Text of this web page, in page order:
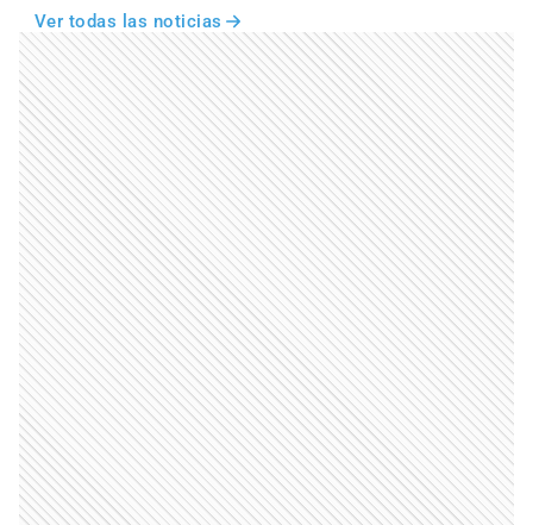
Ver todas las noticias